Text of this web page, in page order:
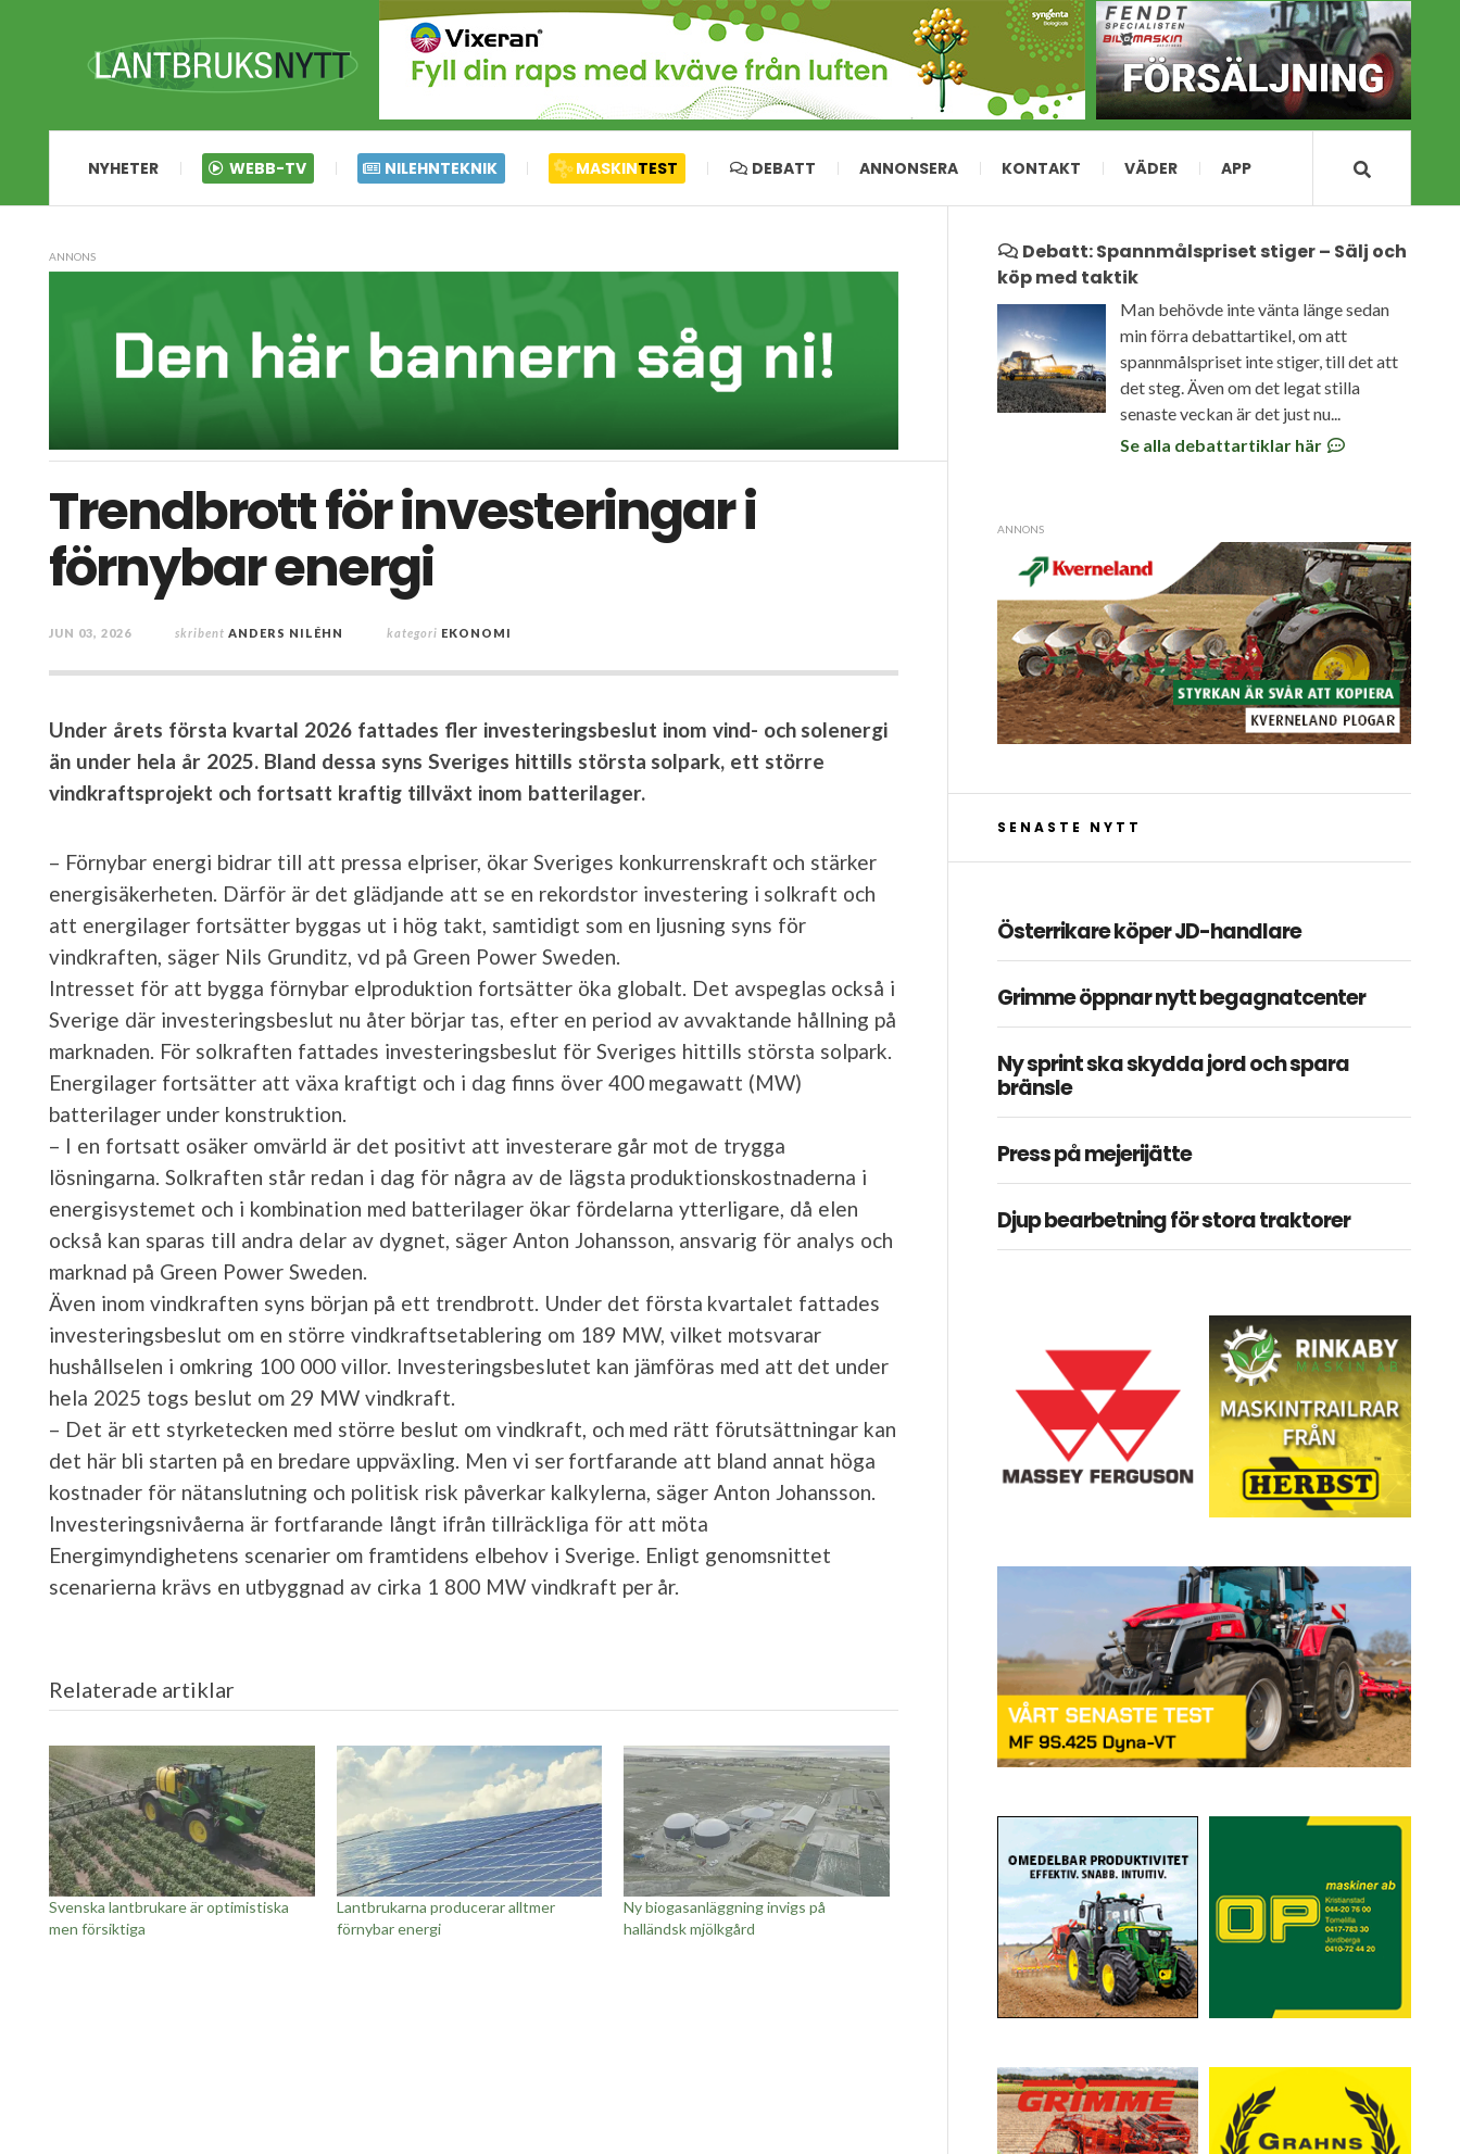
NYHETER WEBB-TV NILEHNTEKNIK MASKINTEST DEBATT ANNONSERA KONTAKT VÄDER APP
ANNONS
Trendbrott för investeringar i
förnybar energi
JUN 03, 2026 skribent ANDERS NILÉHN kategori EKONOMI
Under årets första kvartal 2026 fattades fler investeringsbeslut inom vind- och solenergi
än under hela år 2025. Bland dessa syns Sveriges hittills största solpark, ett större
vindkraftsprojekt och fortsatt kraftig tillväxt inom batterilager.
– Förnybar energi bidrar till att pressa elpriser, ökar Sveriges konkurrenskraft och stärker
energisäkerheten. Därför är det glädjande att se en rekordstor investering i solkraft och
att energilager fortsätter byggas ut i hög takt, samtidigt som en ljusning syns för
vindkraften, säger Nils Grunditz, vd på Green Power Sweden.
Intresset för att bygga förnybar elproduktion fortsätter öka globalt. Det avspeglas också i
Sverige där investeringsbeslut nu åter börjar tas, efter en period av avvaktande hållning på
marknaden. För solkraften fattades investeringsbeslut för Sveriges hittills största solpark.
Energilager fortsätter att växa kraftigt och i dag finns över 400 megawatt (MW)
batterilager under konstruktion.
– I en fortsatt osäker omvärld är det positivt att investerare går mot de trygga
lösningarna. Solkraften står redan i dag för några av de lägsta produktionskostnaderna i
energisystemet och i kombination med batterilager ökar fördelarna ytterligare, då elen
också kan sparas till andra delar av dygnet, säger Anton Johansson, ansvarig för analys och
marknad på Green Power Sweden.
Även inom vindkraften syns början på ett trendbrott. Under det första kvartalet fattades
investeringsbeslut om en större vindkraftsetablering om 189 MW, vilket motsvarar
hushållselen i omkring 100 000 villor. Investeringsbeslutet kan jämföras med att det under
hela 2025 togs beslut om 29 MW vindkraft.
– Det är ett styrketecken med större beslut om vindkraft, och med rätt förutsättningar kan
det här bli starten på en bredare uppväxling. Men vi ser fortfarande att bland annat höga
kostnader för nätanslutning och politisk risk påverkar kalkylerna, säger Anton Johansson.
Investeringsnivåerna är fortfarande långt ifrån tillräckliga för att möta
Energimyndighetens scenarier om framtidens elbehov i Sverige. Enligt genomsnittet
scenarierna krävs en utbyggnad av cirka 1 800 MW vindkraft per år.
Relaterade artiklar
Svenska lantbrukare är optimistiska
men försiktiga
Lantbrukarna producerar alltmer
förnybar energi
Ny biogasanläggning invigs på
halländsk mjölkgård
Debatt: Spannmålspriset stiger – Sälj och
köp med taktik
Man behövde inte vänta länge sedan
min förra debattartikel, om att
spannmålspriset inte stiger, till det att
det steg. Även om det legat stilla
senaste veckan är det just nu...
Se alla debattartiklar här
ANNONS
SENASTE NYTT
Österrikare köper JD-handlare
Grimme öppnar nytt begagnatcenter
Ny sprint ska skydda jord och spara
bränsle
Press på mejerijätte
Djup bearbetning för stora traktorer